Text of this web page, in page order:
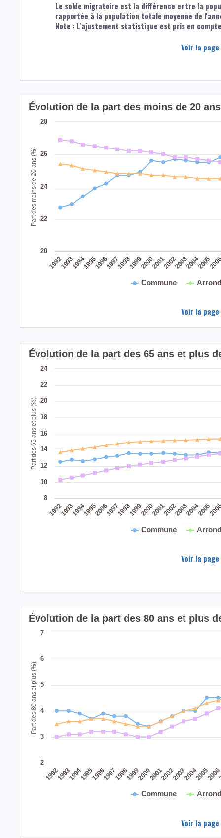
Le solde migratoire est la différence entre la
rapportée à la population totale moyenne de
Note : L'ajustement statistique est pris en
Voir la
Part des moins de 20 ans (%)
Évolution de la part des moins de 20
Commune
19921993199419951996199719981999200020012002200320042005
22
24
26
28
20
Voir la
Part des 65 ans et plus (%)
Évolution de la part des 65 ans et plus
Commune
19921993199419952006199719981999200020012002200320042005
8
10
12
14
16
18
20
22
24
Voir la
Part des 80 ans et plus (%)
Évolution de la part des 80 ans et plus
Commune
199219931994199519961997199819992000200120022003200420052006
2
3
4
5
6
7
Voir la